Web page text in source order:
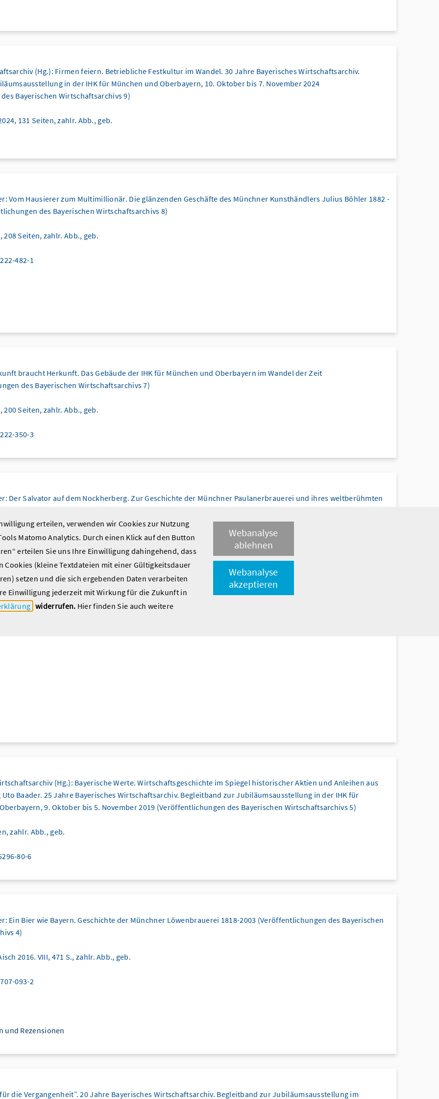
(Hg.): Firmen feiern. Betriebliche Festkultur im Wandel. 30 Jahre Bayerisches Wirtschaftsarchiv.
in der IHK für München und Oberbayern, 10. Oktober bis 7. November 2024
Bayerischen Wirtschaftsarchivs 9)
131 Seiten, zahlr. Abb., geb.
Vom Hausierer zum Multimillionär. Die glänzenden Geschäfte des Münchner Kunsthändlers Julius Böhler 1882 -
des Bayerischen Wirtschaftsarchivs 8)
208 Seiten, zahlr. Abb., geb.
482-1
braucht Herkunft. Das Gebäude der IHK für München und Oberbayern im Wandel der Zeit
des Bayerischen Wirtschaftsarchivs 7)
200 Seiten, zahlr. Abb., geb.
350-3
Der Salvator auf dem Nockherberg. Zur Geschichte der Münchner Paulanerbrauerei und ihres weltberühmten
304 S., 220 Abb., geb.
(Hg.): Bayerische Werte. Wirtschaftsgeschichte im Spiegel historischer Aktien und Anleihen aus
Baader. 25 Jahre Bayerisches Wirtschaftsarchiv. Begleitband zur Jubiläumsausstellung in der IHK für
9. Oktober bis 5. November 2019 (Veröffentlichungen des Bayerischen Wirtschaftsarchivs 5)
zahlr. Abb., geb.
80-6
Ein Bier wie Bayern. Geschichte der Münchner Löwenbrauerei 1818-2003 (Veröffentlichungen des Bayerischen
4)
2016. VIII, 471 S., zahlr. Abb., geb.
093-2
und Rezensionen
die Vergangenheit”. 20 Jahre Bayerisches Wirtschaftsarchiv. Begleitband zur Jubiläumsausstellung im
erteilen, verwenden wir Cookies zur Nutzung
Matomo Analytics. Durch einen Klick auf den Button
erteilen Sie uns Ihre Einwilligung dahingehend, dass
Cookies (kleine Textdateien mit einer Gültigkeitsdauer
setzen und die sich ergebenden Daten verarbeiten
Einwilligung jederzeit mit Wirkung für die Zukunft in
widerrufen. Hier finden Sie auch weitere
Webanalyse
ablehnen
Webanalyse
akzeptieren